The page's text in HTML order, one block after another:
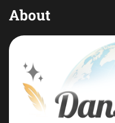
About